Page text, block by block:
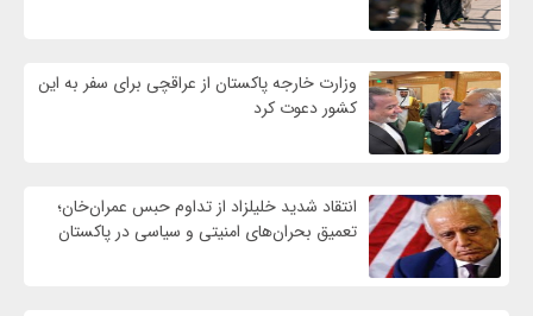
وزارت خارجه پاکستان از عراقچی برای سفر به این
کشور دعوت کرد
انتقاد شدید خلیلزاد از تداوم حبس عمران‌خان؛
تعمیق بحران‌های امنیتی و سیاسی در پاکستان